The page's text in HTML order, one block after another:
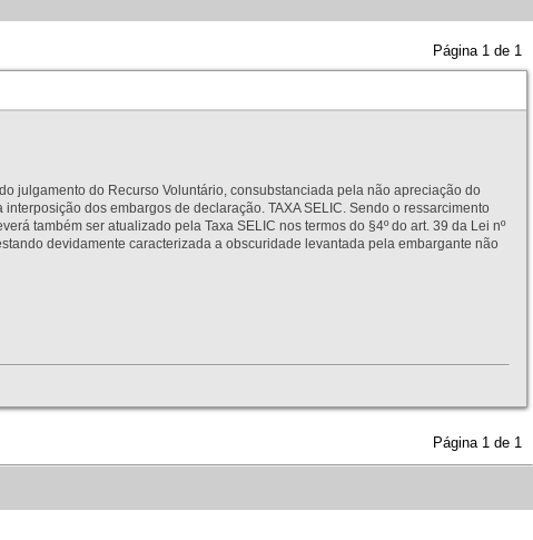
Página 1 de 1
julgamento do Recurso Voluntário, consubstanciada pela não apreciação do
dos embargos de declaração. TAXA SELIC. Sendo o ressarcimento
também ser atualizado pela Taxa SELIC nos termos do §4º do art. 39 da Lei nº
devidamente caracterizada a obscuridade levantada pela embargante não
Página 1 de 1